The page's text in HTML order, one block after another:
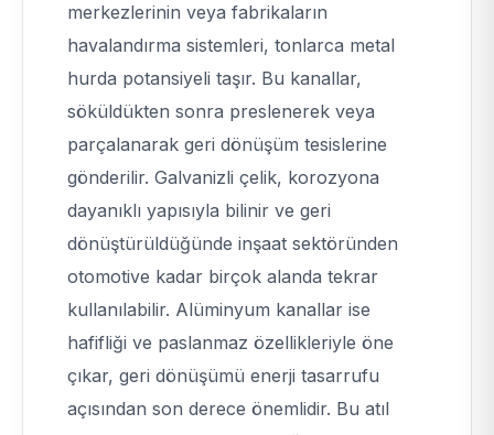
merkezlerinin veya fabrikaların
havalandırma sistemleri, tonlarca metal
hurda potansiyeli taşır. Bu kanallar,
söküldükten sonra preslenerek veya
parçalanarak geri dönüşüm tesislerine
gönderilir. Galvanizli çelik, korozyona
dayanıklı yapısıyla bilinir ve geri
dönüştürüldüğünde inşaat sektöründen
otomotive kadar birçok alanda tekrar
kullanılabilir. Alüminyum kanallar ise
hafifliği ve paslanmaz özellikleriyle öne
çıkar, geri dönüşümü enerji tasarrufu
açısından son derece önemlidir. Bu atıl